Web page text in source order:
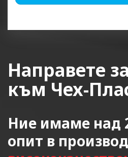
Направете
към Чех-
Ние имаме над
опит в